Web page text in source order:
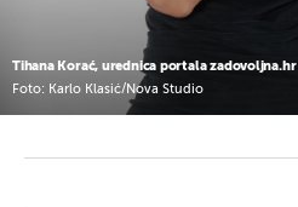
Tihana Korać, urednica portala zadovoljna.hr
Foto: Karlo Klasić/Nova Studio